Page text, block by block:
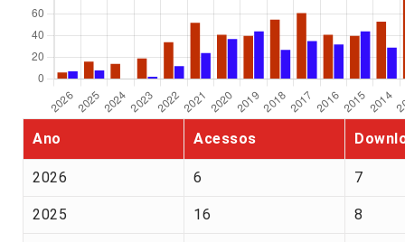
Ano Acessos
2026 6 7
2025 16 8